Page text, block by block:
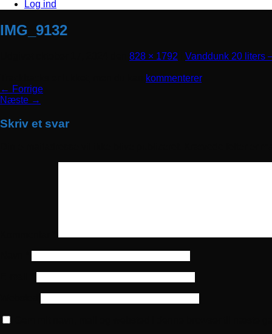
Log ind
IMG_9132
828 × 1792 Vanddunk 20 liters
kommenterer.
← Forrige
Næste →
Skriv et svar